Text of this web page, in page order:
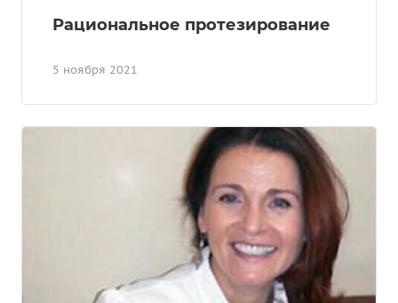
5 ноября 2021
Рациональное протезирование